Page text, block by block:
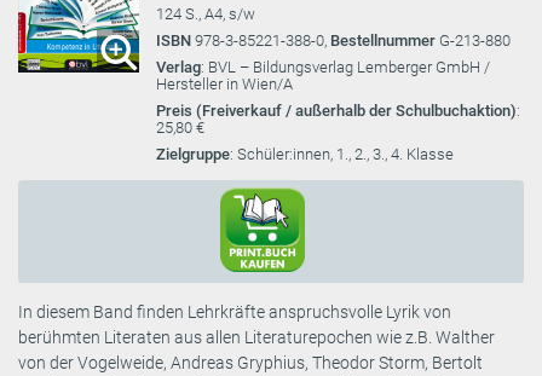
124 S., A4, s/w
ISBN 978-3-85221-388-0, Bestellnummer G-213-880
Verlag: BVL – Bildungsverlag Lemberger GmbH /
Hersteller in Wien/A
Preis (Freiverkauf / außerhalb der Schulbuchaktion):
25,80 €
Zielgruppe: Schüler:innen, 1., 2., 3., 4. Klasse
In diesem Band finden Lehrkräfte anspruchsvolle Lyrik von
berühmten Literaten aus allen Literaturepochen wie z.B. Walther
von der Vogelweide, Andreas Gryphius, Theodor Storm, Bertolt